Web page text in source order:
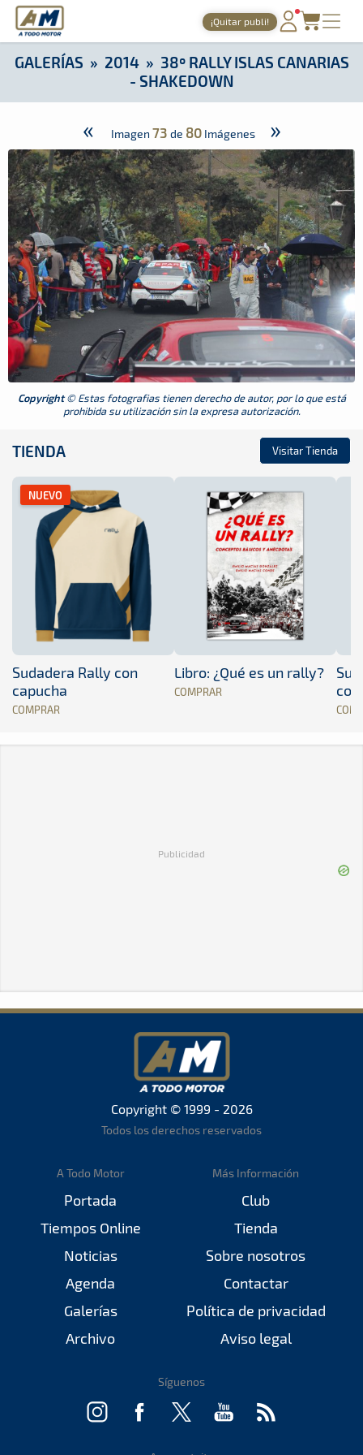
A Todo Motor · Revista del motor desde 1999
¡Quitar publi!
PORTADA
TIEMPOS ONLINE
AGENDA
GALERÍAS
TIENDA
ARCHIVO
A Todo Motor
GALERÍAS » 2014» 38º RALLY ISLAS CANARIAS
- SHAKEDOWN
« Imagen 73 de 80Imágenes »
Copyright© Estas fotografias tienen derecho de autor, por lo que está
prohibida su utilización sin la expresa autorización.
TIENDA Visitar Tienda
NUEVO
Sudadera Rally con
capucha
COMPRAR
Libro: ¿Qué es un rally?
COMPRAR
Publicidad
Copyright © 1999 - 2026
Todos los derechos reservados
A Todo Motor
Portada
Tiempos Online
Noticias
Agenda
Galerías
Archivo
Más Información
Club
Tienda
Sobre nosotros
Contactar
Política de privacidad
Aviso legal
Síguenos